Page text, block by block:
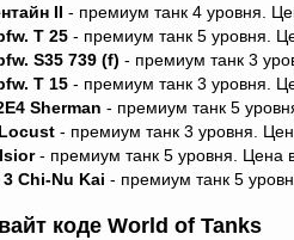
II - премиум танк 4 уровня.
T 25 - премиум танк 5 уровня.
S35 739 (f) - премиум танк 3
T 15 - премиум танк 3 уровня.
Sherman - премиум танк 5
- премиум танк 3 уровня.
- премиум танк 5 уровня. Цена
3 Chi-Nu Kai - премиум танк 5
коде World of Tanks